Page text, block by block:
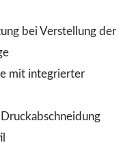
bei Verstellung der
mit integrierter